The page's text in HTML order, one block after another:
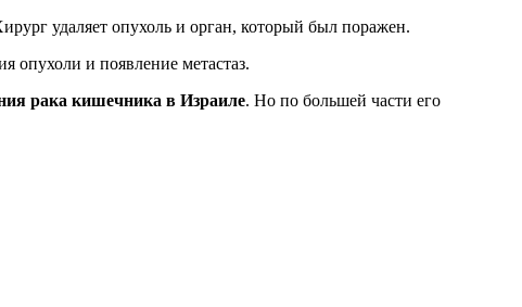
удаляет опухоль и орган, который был поражен.
опухоли и появление метастаз.
рака кишечника в Израиле. Но по большей части его